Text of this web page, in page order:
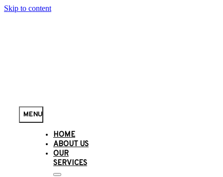
Skip to content
MENU
HOME
ABOUT US
OUR
SERVICES